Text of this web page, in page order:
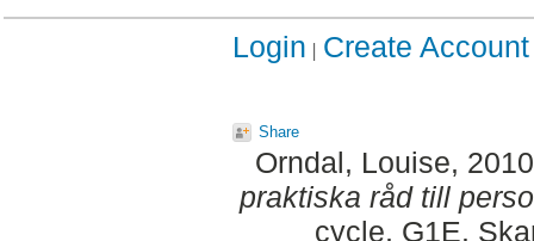
Login Create Account
Share
Orndal, Louise,
praktiska råd till
cycle, G1E.